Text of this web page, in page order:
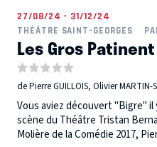
27/08/24 - 31/12/24
THÉÂTRE SAINT-GEORGES
Les Gros
de Pierre GUILLOIS, Olivier MARTIN-
Vous aviez découvert "Bigre"
scène du Théâtre Tristan
Molière de la Comédie 2017,